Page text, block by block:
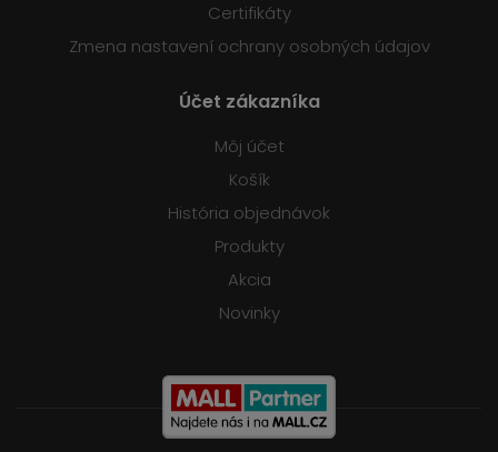
Certifikáty
Zmena nastavení ochrany osobných údajov
Účet zákazníka
Môj účet
Košík
História objednávok
Produkty
Akcia
Novinky